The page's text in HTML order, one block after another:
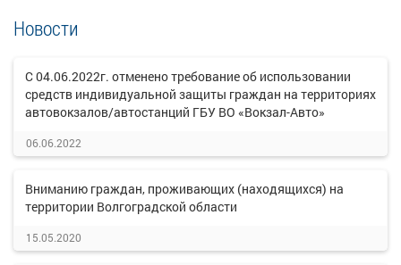
Новости
С 04.06.2022г. отменено требование об использовании
средств индивидуальной защиты граждан на территориях
автовокзалов/автостанций ГБУ ВО «Вокзал-Авто»
06.06.2022
Вниманию граждан, проживающих (находящихся) на
территории Волгоградской области
15.05.2020